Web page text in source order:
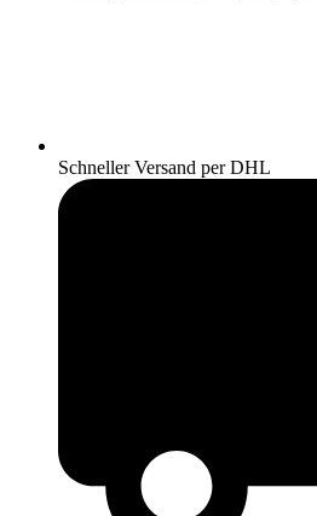
Schneller Versand per DHL